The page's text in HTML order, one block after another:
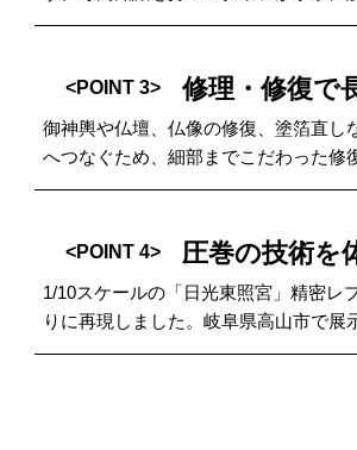
<POINT 3> 修理・修復で
御神輿や仏壇、仏像の修復、塗箔直し
へつなぐため、細部までこだわった修
<POINT 4> 圧巻の技術を
1/10スケールの「日光東照宮」精密レ
りに再現しました。岐阜県高山市で